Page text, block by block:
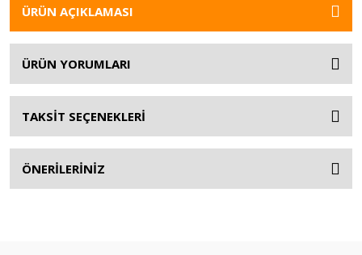
ÜRÜN AÇIKLAMASI
ÜRÜN YORUMLARI
TAKSİT SEÇENEKLERİ
ÖNERİLERİNİZ